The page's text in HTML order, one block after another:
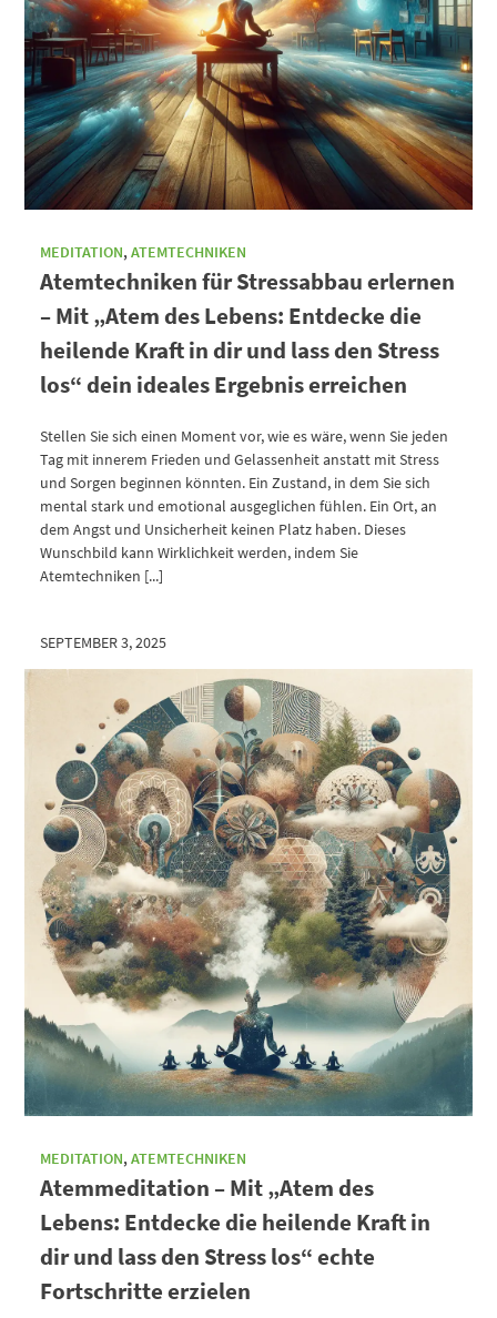
MEDITATION,ATEMTECHNIKEN
Atemtechniken für Stressabbau erlernen
– Mit „Atem des Lebens: Entdecke die
heilende Kraft in dir und lass den Stress
los“ dein ideales Ergebnis erreichen
Stellen Sie sich einen Moment vor, wie es wäre, wenn Sie jeden
Tag mit innerem Frieden und Gelassenheit anstatt mit Stress
und Sorgen beginnen könnten. Ein Zustand, in dem Sie sich
mental stark und emotional ausgeglichen fühlen. Ein Ort, an
dem Angst und Unsicherheit keinen Platz haben. Dieses
Wunschbild kann Wirklichkeit werden, indem Sie
Atemtechniken [...]
SEPTEMBER 3, 2025
MEDITATION,ATEMTECHNIKEN
Atemmeditation – Mit „Atem des
Lebens: Entdecke die heilende Kraft in
dir und lass den Stress los“ echte
Fortschritte erzielen